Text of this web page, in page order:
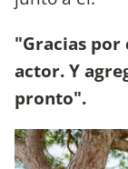
"Gracias
actor. Y
pronto".